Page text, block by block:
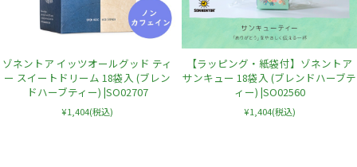
ゾネントア イッツオールグッド ティ
ー スイートドリーム 18袋入 (ブレン
ドハーブティー) |SO02707
¥1,404(税込)
【ラッピング・紙袋付】ゾネントア
サンキュー 18袋入 (ブレンドハーブテ
ィー) |SO02560
¥1,404(税込)